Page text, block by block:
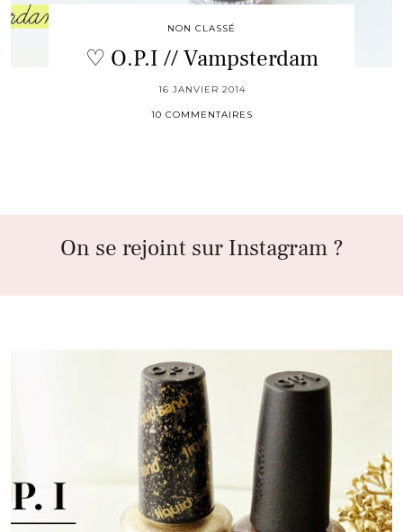
NON CLASSÉ
♡ O.P.I // Vampsterdam
16 JANVIER 2014
10 COMMENTAIRES
On se rejoint sur Instagram ?